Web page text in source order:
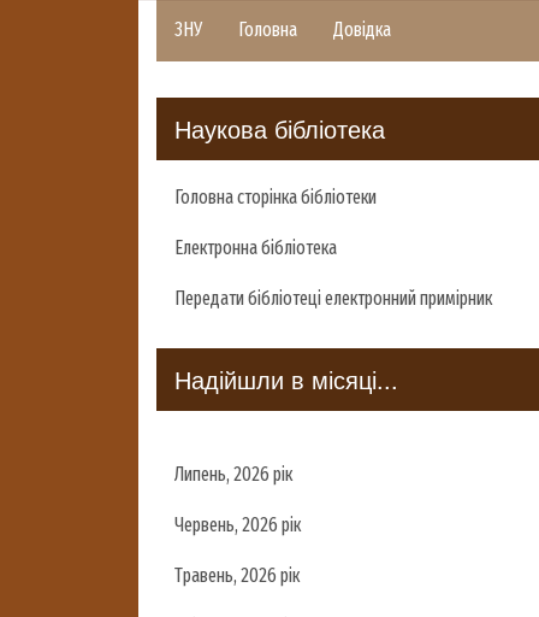
ЗНУ Головна Довідка
Наукова бібліотека
Головна сторінка бібліотеки
Електронна бібліотека
Передати бібліотеці електронний примірник
Надійшли в місяці...
Липень, 2026 рік
Червень, 2026 рік
Травень, 2026 рік